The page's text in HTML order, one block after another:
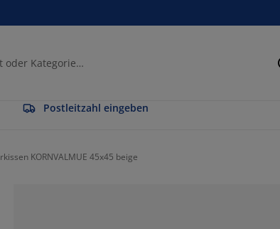
Postleitzahl eingeben
KORNVALMUE 45x45 beige